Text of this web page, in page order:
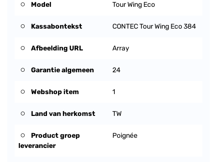
Model Tour Wing Eco
Kassabontekst CONTEC Tour Wing Eco 384
Afbeelding URL Array
Garantie algemeen 24
Webshop item 1
Land van herkomst TW
Product groep
leverancier
Poignée